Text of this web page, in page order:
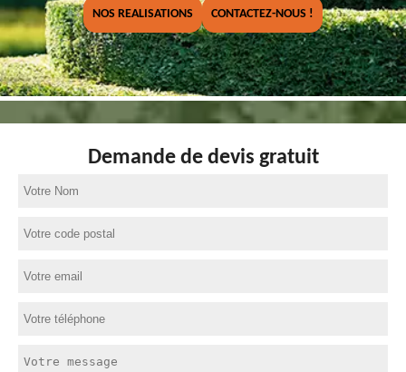
NOS REALISATIONS CONTACTEZ-NOUS !
Demande de devis gratuit